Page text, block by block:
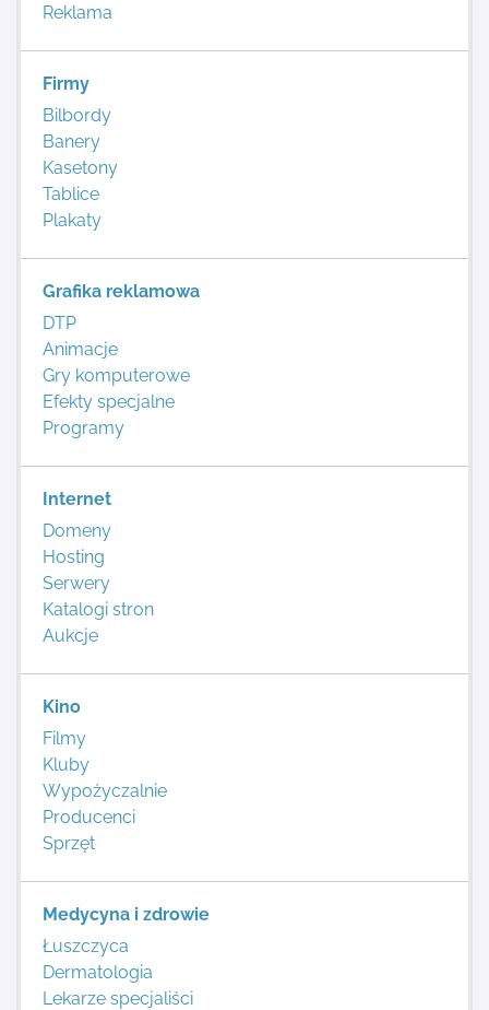
Reklama
Firmy
Bilbordy
Banery
Kasetony
Tablice
Plakaty
Grafika reklamowa
DTP
Animacje
Gry komputerowe
Efekty specjalne
Programy
Internet
Domeny
Hosting
Serwery
Katalogi stron
Aukcje
Kino
Filmy
Kluby
Wypożyczalnie
Producenci
Sprzęt
Medycyna i zdrowie
Łuszczyca
Dermatologia
Lekarze specjaliści